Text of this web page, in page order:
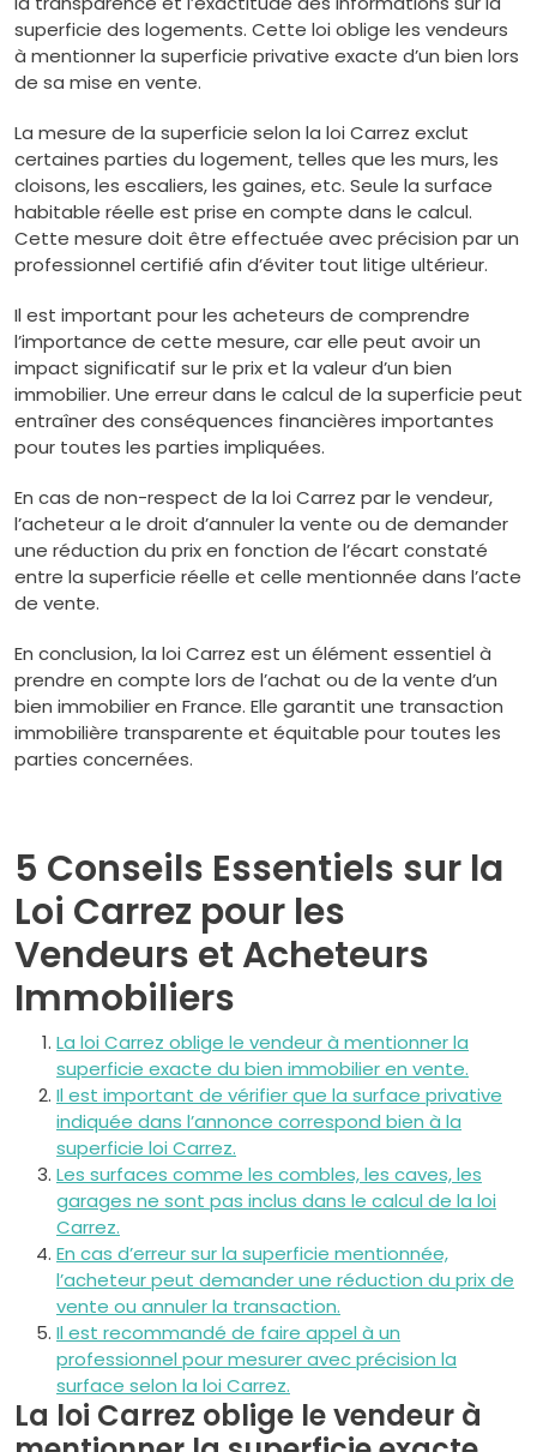
superficie des logements. Cette loi oblige les vendeurs
à mentionner la superficie privative exacte d’un bien lors
de sa mise en vente.
La mesure de la superficie selon la loi Carrez exclut
certaines parties du logement, telles que les murs, les
cloisons, les escaliers, les gaines, etc. Seule la surface
habitable réelle est prise en compte dans le calcul.
Cette mesure doit être effectuée avec précision par un
professionnel certifié afin d’éviter tout litige ultérieur.
Il est important pour les acheteurs de comprendre
l’importance de cette mesure, car elle peut avoir un
impact significatif sur le prix et la valeur d’un bien
immobilier. Une erreur dans le calcul de la superficie peut
entraîner des conséquences financières importantes
pour toutes les parties impliquées.
En cas de non-respect de la loi Carrez par le vendeur,
l’acheteur a le droit d’annuler la vente ou de demander
une réduction du prix en fonction de l’écart constaté
entre la superficie réelle et celle mentionnée dans l’acte
de vente.
En conclusion, la loi Carrez est un élément essentiel à
prendre en compte lors de l’achat ou de la vente d’un
bien immobilier en France. Elle garantit une transaction
immobilière transparente et équitable pour toutes les
parties concernées.
5 Conseils Essentiels sur la
Loi Carrez pour les
Vendeurs et Acheteurs
Immobiliers
La loi Carrez oblige le vendeur à mentionner la
superficie exacte du bien immobilier en vente.
Il est important de vérifier que la surface privative
indiquée dans l’annonce correspond bien à la
superficie loi Carrez.
Les surfaces comme les combles, les caves, les
garages ne sont pas inclus dans le calcul de la loi
Carrez.
En cas d’erreur sur la superficie mentionnée,
l’acheteur peut demander une réduction du prix de
vente ou annuler la transaction.
Il est recommandé de faire appel à un
professionnel pour mesurer avec précision la
surface selon la loi Carrez.
La loi Carrez oblige le vendeur à